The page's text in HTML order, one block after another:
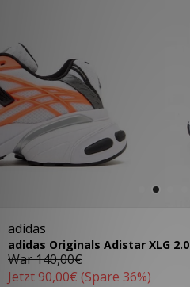
adidas
adidas Originals Adistar XLG 2.0
War140,00€
Jetzt 90,00€ (Spare 36%)